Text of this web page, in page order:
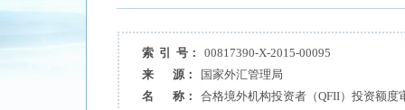
索 引 号：
00817390-X-2015-00095
来 源：
国家外汇管理局
名 称：
合格境外机构投资者（QFII）投资额度